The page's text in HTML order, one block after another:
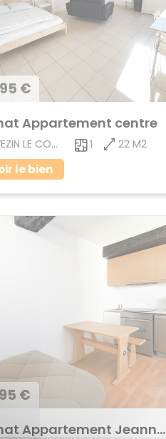
€
Appartement centre
LE COQUET 1 22 M2
le bien
€
Achat Appartement Jeanne d'Arc